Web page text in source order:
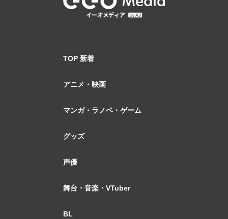
TOP 新着
アニメ・映画
マンガ・ラノベ・ゲーム
グッズ
声優
舞台・音楽・VTuber
BL